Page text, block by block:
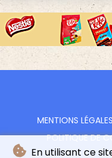
En utilisant ce
MENTIONS LÉGALES
POLITIQUE DE